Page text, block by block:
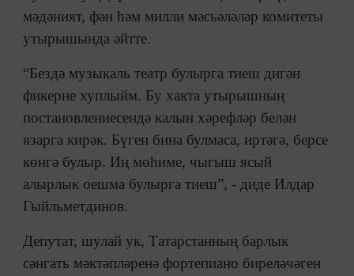
мәдәният, фән һәм милли мәсьәләләр комитеты
утырышында әйтте.
“Бездә музыкаль театр булырга тиеш дигән
фикерне хуплыйм. Бу хакта утырышның
постановлениесендә калын хәрефләр белән
язарга кирәк. Бүген бина булмаса, иртәгә, берсе
көнгә булыр. Иң мөһиме, чыгыш ясый
алырлык оешма булырга тиеш”, - диде Илдар
Гыйльметдинов.
Депутат, шулай ук, Татарстанның барлык
сәнгать мәктәпләренә фортепиано биреләчәген